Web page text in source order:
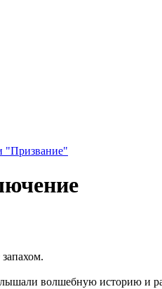
"Призвание"
волшебную историю и